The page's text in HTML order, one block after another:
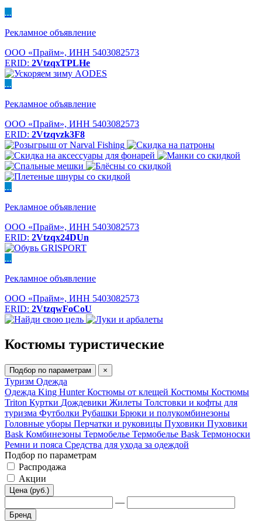
...
Рекламное объявление
ООО «Прайм», ИНН 5403082573
ERID: 2VtzqxTPLHe
...
Рекламное объявление
ООО «Прайм», ИНН 5403082573
ERID: 2Vtzqvzk3F8
...
Рекламное объявление
ООО «Прайм», ИНН 5403082573
ERID: 2Vtzqx24DUn
...
Рекламное объявление
ООО «Прайм», ИНН 5403082573
ERID: 2VtzqwFoCoU
Костюмы туристические
Подбор по параметрам ×
Туризм Одежда
Одежда King HunterКостюмы от клещей Костюмы Костюмы
Triton Куртки Дождевики Жилеты Толстовки и кофты для
туризма Футболки Рубашки Брюки и полукомбинезоны
Головные уборы Перчатки и руковицы Пуховики Пуховики
Bask Комбинезоны Термобелье Термобелье Bask Термоноски
Ремни и пояса Средства для ухода за одеждой
Подбор по параметрам
Распродажа
Акции
Цена (руб.)
—
Бренд